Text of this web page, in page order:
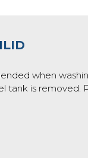
when
tank is removed.